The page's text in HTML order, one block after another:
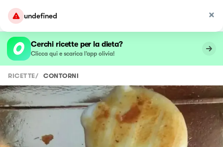
undefined
Cerchi ricette per la dieta?
Clicca qui e scarica l’app olivia!
RICETTE/ CONTORNI